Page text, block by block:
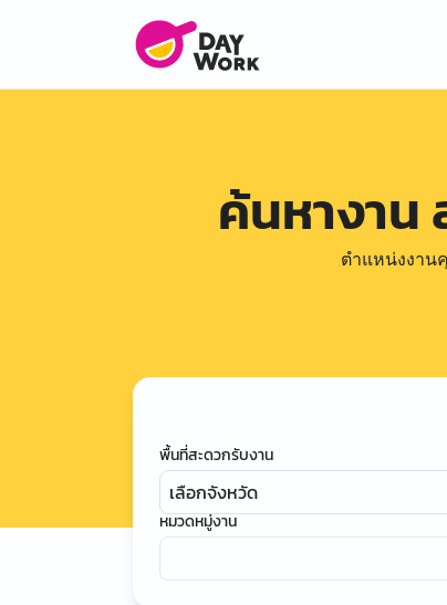
ค้นหางาน
ตำแหน่งงาน
พื้นที่สะดวกรับงาน
เลือกจังหวัด
หมวดหมู่งาน